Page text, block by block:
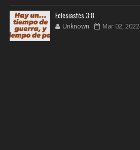
Eclesiastés 3:8
Unknown Mar 02, 2022